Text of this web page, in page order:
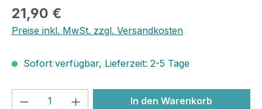
21,90 €
Preise inkl. MwSt. zzgl. Versandkosten
Sofort verfügbar, Lieferzeit: 2-5 Tage
Produkt Anzahl: Gib denIn den Warenkorb